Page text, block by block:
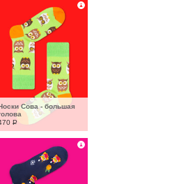
Сова - большая
Р